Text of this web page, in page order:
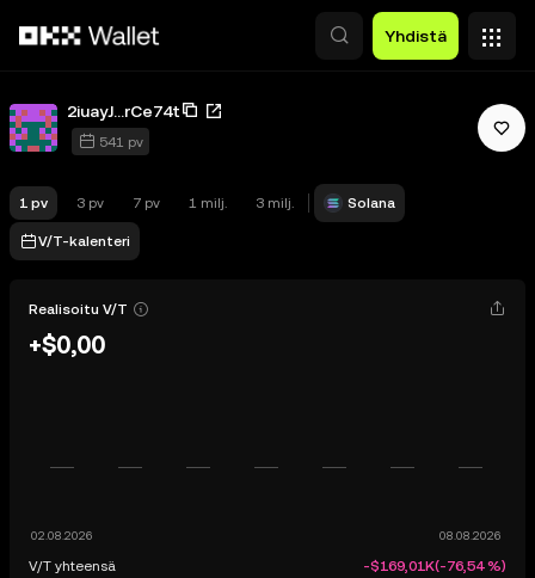
Yhdistä
2iuayJ...rCe74t
541 pv
1 pv 3 pv 7 pv 1 milj. 3 milj. Solana
V/T-kalenteri
Realisoitu V/T
+$0,00
V/T yhteensä -$169,01K(-76,54 %)